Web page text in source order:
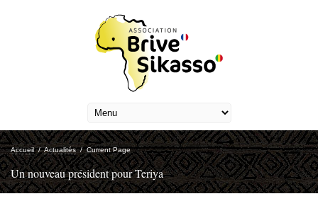
Accueil/Actualités/Current Page
Un nouveau président pour Teriya